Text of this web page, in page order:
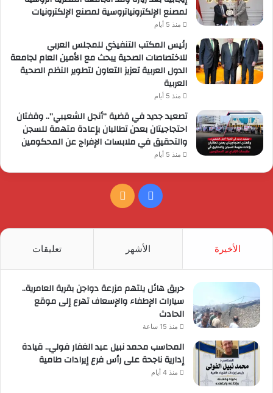
لمصنع الإلكترونياتروسية لمصنع الإلكترونيات
منذ 5 أيام
رئيس المكتب التنفيذي للمجلس العربي
للاختصاصات الصحية يبحث مع الأمين العام لجامعة
الدول العربية تعزيز التعاون لتطوير النظم الصحية
العربية
منذ 5 أيام
تصعيد جديد في قضية “أنجل الشعيبي”.. وقفتان
احتجاجيتان بعدن تطالبان بإعادة متهمة للسجن
والتحقيق في ملابسات الإفراج عن المحكومين
منذ 5 أيام
فيسبوك ملخص
الأخيرة الأشهر تعليقات
حريق هائل يلتهم مزرعة دواجن بقرية العامرية..
سيارات الإطفاء والإسعاف تهرع إلى موقع
الحادث
منذ 15 ساعة
المحاسب محمد نبيل عبد الغفار فولي.. قيادة
إدارية ناجحة على رأس فرع إيرادات طامية
منذ 4 أيام